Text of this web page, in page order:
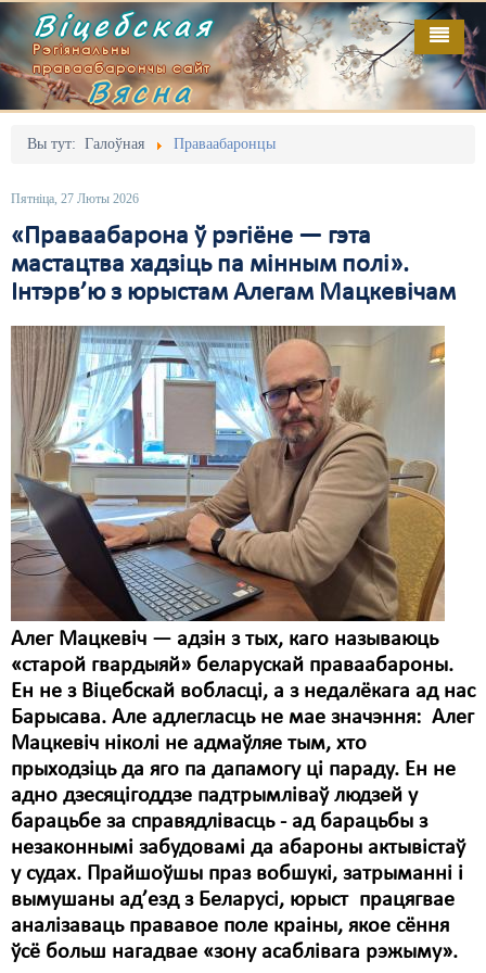
Віцебская
Рэгіянальны
праваабарончы сайт
Вясна
Вы тут: Галоўная Праваабаронцы
Пятніца, 27 Люты 2026
«Праваабарона ў рэгіёне — гэта
мастацтва хадзіць па мінным полі».
Інтэрв’ю з юрыстам Алегам Мацкевічам
Алег Мацкевіч — адзін з тых, каго называюць
«старой гвардыяй» беларускай праваабароны.
Ен не з Віцебскай вобласці, а з недалёкага ад нас
Барысава. Але адлегласць не мае значэння: Алег
Мацкевіч ніколі не адмаўляе тым, хто
прыходзіць да яго па дапамогу ці параду. Ен не
адно дзесяцігоддзе падтрымліваў людзей у
барацьбе за справядлівасць - ад барацьбы з
незаконнымі забудовамі да абароны актывістаў
у судах. Прайшоўшы праз вобшукі, затрыманні і
вымушаны ад’езд з Беларусі, юрыст працягвае
аналізаваць прававое поле краіны, якое сёння
ўсё больш нагадвае «зону асаблівага рэжыму».
Галоўная
Адміністрацыйны перасьлед
Безбар'ернае асяродзьдзе
Выбары
Дзяржава
Дыскрымінацыя
Затрыманьні
Карная псыхіятрыя
КПЧ ААН
Культурныя правы
ЛПП
Мігранты
Мірныя сходы
Палітвязьні
Праваабаронцы
Правы дзіцяці
Пэнітэнцыярная сыстэма
Распальваньне варожасьці
Выданьні
Кантакт
Пра нас